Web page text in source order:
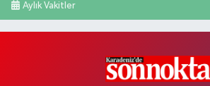
Aylık Vakitler